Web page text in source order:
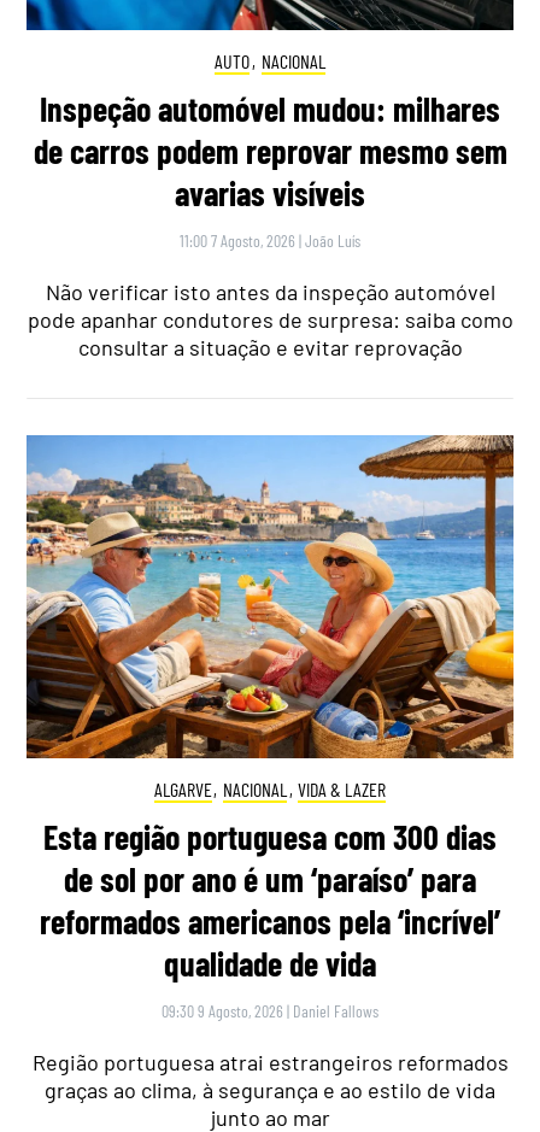
AUTO, NACIONAL
Inspeção automóvel mudou: milhares
de carros podem reprovar mesmo sem
avarias visíveis
11:00 7 Agosto, 2026 |João Luís
Não verificar isto antes da inspeção automóvel
pode apanhar condutores de surpresa: saiba como
consultar a situação e evitar reprovação
ALGARVE, NACIONAL , VIDA & LAZER
Esta região portuguesa com 300 dias
de sol por ano é um ‘paraíso’ para
reformados americanos pela ‘incrível’
qualidade de vida
09:30 9 Agosto, 2026 | Daniel Fallows
Região portuguesa atrai estrangeiros reformados
graças ao clima, à segurança e ao estilo de vida
junto ao mar